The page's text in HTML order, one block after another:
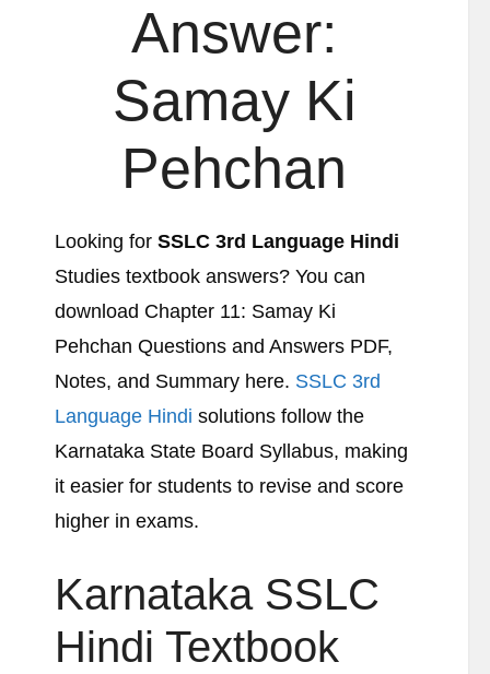
Answer:
Samay Ki
Pehchan
Looking for SSLC 3rd Language Hindi
Studies textbook answers? You can
download Chapter 11: Samay Ki
Pehchan Questions and Answers PDF,
Notes, and Summary here. SSLC 3rd
Language Hindi solutions follow the
Karnataka State Board Syllabus, making
it easier for students to revise and score
higher in exams.
Karnataka SSLC
Hindi Textbook